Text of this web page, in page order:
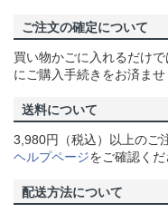
ご注文の確定について
買い物かごに入れるだけ
にご購入手続きをお済ませ
送料について
3,980円（税込）以上のご
ヘルプページをご確認くだ
配送方法について